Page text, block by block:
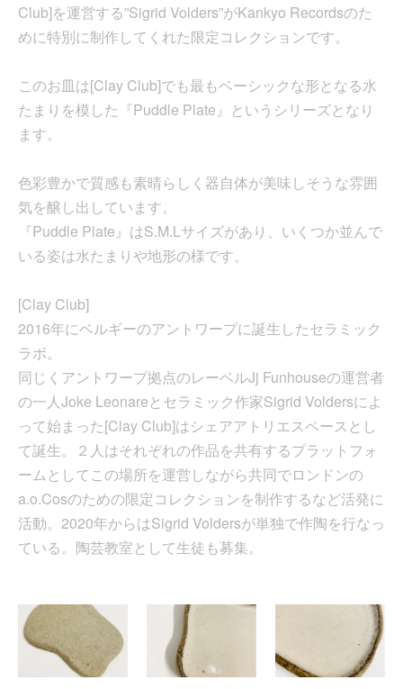
Club]を運営する”Sigrid Volders”がKankyo Recordsのた
めに特別に制作してくれた限定コレクションです。
このお皿は[Clay Club]でも最もベーシックな形となる水
たまりを模した『Puddle Plate』というシリーズとなり
ます。
色彩豊かで質感も素晴らしく器自体が美味しそうな雰囲
気を醸し出しています。
『Puddle Plate』はS.M.Lサイズがあり、いくつか並んで
いる姿は水たまりや地形の様です。
[Clay Club]
2016年にベルギーのアントワープに誕生したセラミック
ラボ。
同じくアントワープ拠点のレーベルJj Funhouseの運営者
の一人Joke Leonareとセラミック作家Sigrid Voldersによ
って始まった[Clay Club]はシェアアトリエスペースとし
て誕生。２人はそれぞれの作品を共有するプラットフォ
ームとしてこの場所を運営しながら共同でロンドンの
a.o.Cosのための限定コレクションを制作するなど活発に
活動。2020年からはSigrid Voldersが単独で作陶を行なっ
ている。陶芸教室として生徒も募集。